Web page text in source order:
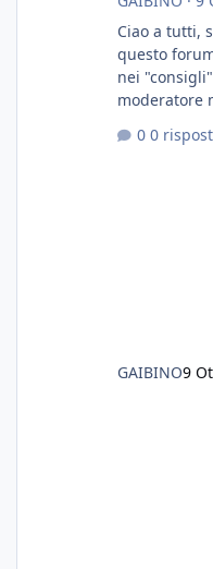
Ciao a tutti,
questo
nei
moderatore
0
GAIBINO9